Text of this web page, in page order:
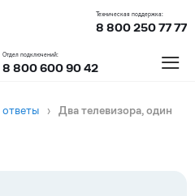
Техническая поддержка:
8 800 250 77 77
Отдел подключений:
8 800 600 90 42 ≡
› Два телевизора, один